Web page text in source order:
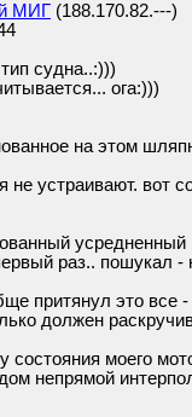
МИГ (188.170.82.---)
судна..:)))
ога:)))
на этом
не устраивают. вот
раз.. пошукал -
притянул это все
должен
состояния моего
непрямой